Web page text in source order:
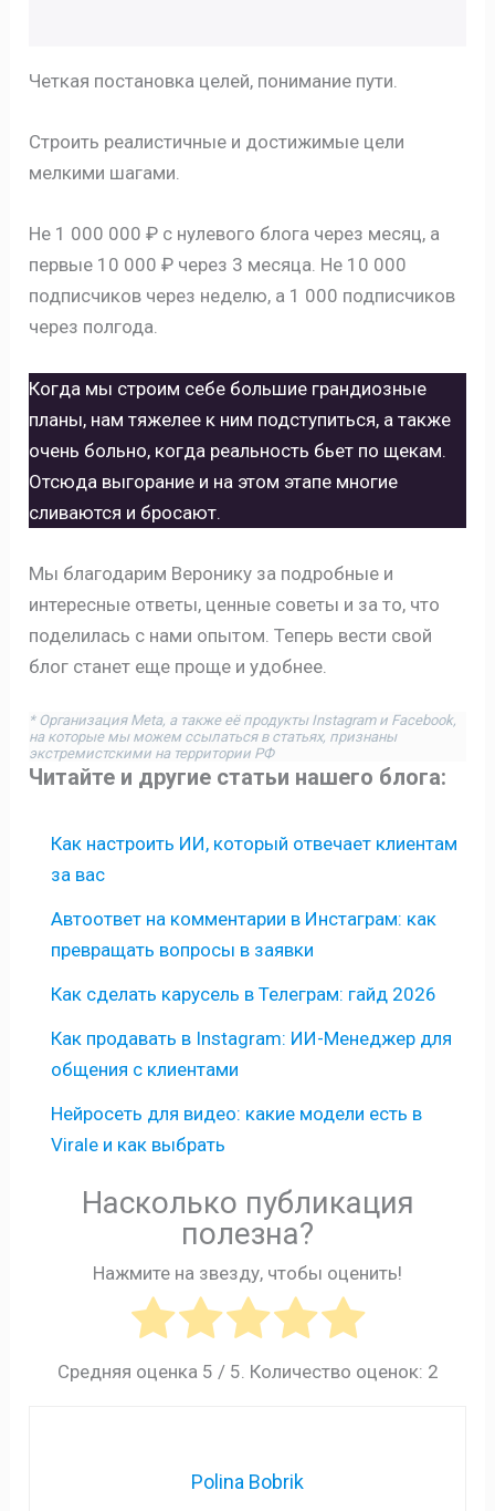
Четкая постановка целей, понимание пути.
Строить реалистичные и достижимые цели
мелкими шагами.
Не 1 000 000 ₽ с нулевого блога через месяц, а
первые 10 000 ₽ через 3 месяца. Не 10 000
подписчиков через неделю, а 1 000 подписчиков
через полгода.
Когда мы строим себе большие грандиозные
планы, нам тяжелее к ним подступиться, а также
очень больно, когда реальность бьет по щекам.
Отсюда выгорание и на этом этапе многие
сливаются и бросают.
Мы благодарим Веронику за подробные и
интересные ответы, ценные советы и за то, что
поделилась с нами опытом. Теперь вести свой
блог станет еще проще и удобнее.
* Организация Meta, а также её продукты Instagram и Facebook,
на которые мы можем ссылаться в статьях, признаны
экстремистскими на территории РФ
Читайте и другие статьи нашего блога:
Как настроить ИИ, который отвечает клиентам
за вас
Автоответ на комментарии в Инстаграм: как
превращать вопросы в заявки
Как сделать карусель в Телеграм: гайд 2026
Как продавать в Instagram: ИИ-Менеджер для
общения с клиентами
Нейросеть для видео: какие модели есть в
Virale и как выбрать
Насколько публикация
полезна?
Нажмите на звезду, чтобы оценить!
Средняя оценка 5 / 5. Количество оценок: 2
Polina Bobrik